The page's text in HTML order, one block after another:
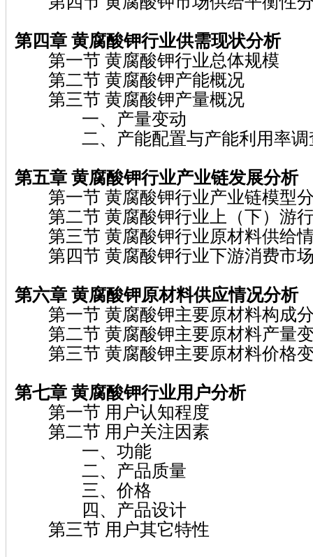
第四章 黄腐酸钾行业供需现状分析
第一节 黄腐酸钾行业总体规模
第二节 黄腐酸钾产能概况
第三节 黄腐酸钾产量概况
一、产量变动
二、产能配置与产能利用率调
第五章 黄腐酸钾行业产业链发展分析
第一节 黄腐酸钾行业产业链模型
第二节 黄腐酸钾行业上（下）游
第三节 黄腐酸钾行业原材料供给
第四节 黄腐酸钾行业下游消费市
第六章 黄腐酸钾原材料供应情况分析
第一节 黄腐酸钾主要原材料构成
第二节 黄腐酸钾主要原材料产量
第三节 黄腐酸钾主要原材料价格
第七章 黄腐酸钾行业用户分析
第一节 用户认知程度
第二节 用户关注因素
一、功能
二、产品质量
三、价格
四、产品设计
第三节 用户其它特性